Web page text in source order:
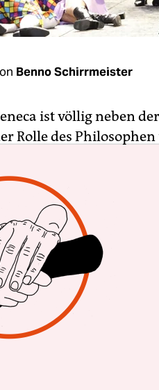
Benno Schirrmeister
ist völlig neben
Rolle des
hier als abstrakt-
Kaiserhof fungiert. Hatte
stänkert er rum
soll.
Alt wehen
– seine Karriere,
Kaisertochter Octavia